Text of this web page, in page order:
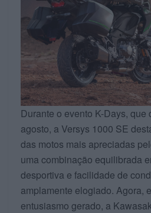
Durante o evento K-Days, que
agosto, a Versys 1000 SE
das motos mais apreciadas
uma combinação equilibrada
desportiva e facilidade de
amplamente elogiado. Agora,
entusiasmo gerado, a